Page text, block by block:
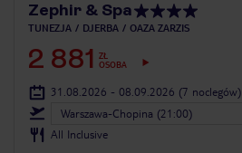
Zephir & Spa
TUNEZJA DJERBA OAZA ZARZIS
2 881
ZŁ
OSOBA
31.08.2026 - 08.09.2026 (7 noclegów)
Warszawa-Chopina (21:00)
All Inclusive